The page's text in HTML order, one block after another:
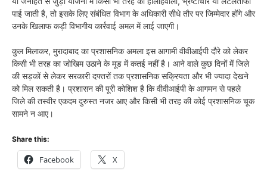
पाई जाती है, तो इसके लिए संबंधित विभाग के अधिकारी सीधे तौर पर जिम्मेदार होंगे और
उनके खिलाफ कड़ी विभागीय कार्रवाई अमल में लाई जाएगी।
कुल मिलाकर, मुरादाबाद का प्रशासनिक अमला इस आगामी वीवीआईपी दौरे को लेकर
किसी भी तरह का जोखिम उठाने के मूड में कतई नहीं है। आने वाले कुछ दिनों में जिले
की सड़कों से लेकर सरकारी दफ्तरों तक प्रशासनिक सक्रियता और भी ज्यादा देखने
को मिल सकती है। प्रशासन की पूरी कोशिश है कि वीवीआईपी के आगमन से पहले
जिले की तस्वीर एकदम दुरुस्त नजर आए और किसी भी तरह की कोई प्रशासनिक चूक
सामने न आए।
Share this:
Facebook X